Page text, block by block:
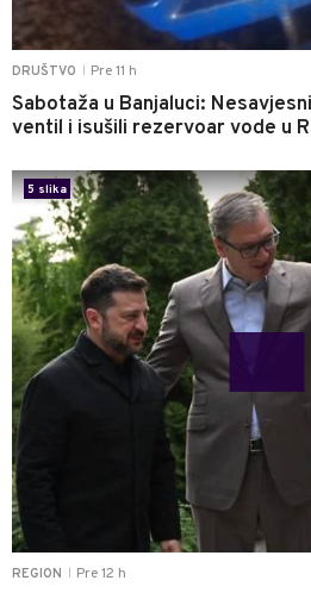
DRUŠTVO Pre 11 h
Sabotaža u Banjaluci:
ventil i isušili rezervoar vode u
REGION Pre 12 h
5 slika